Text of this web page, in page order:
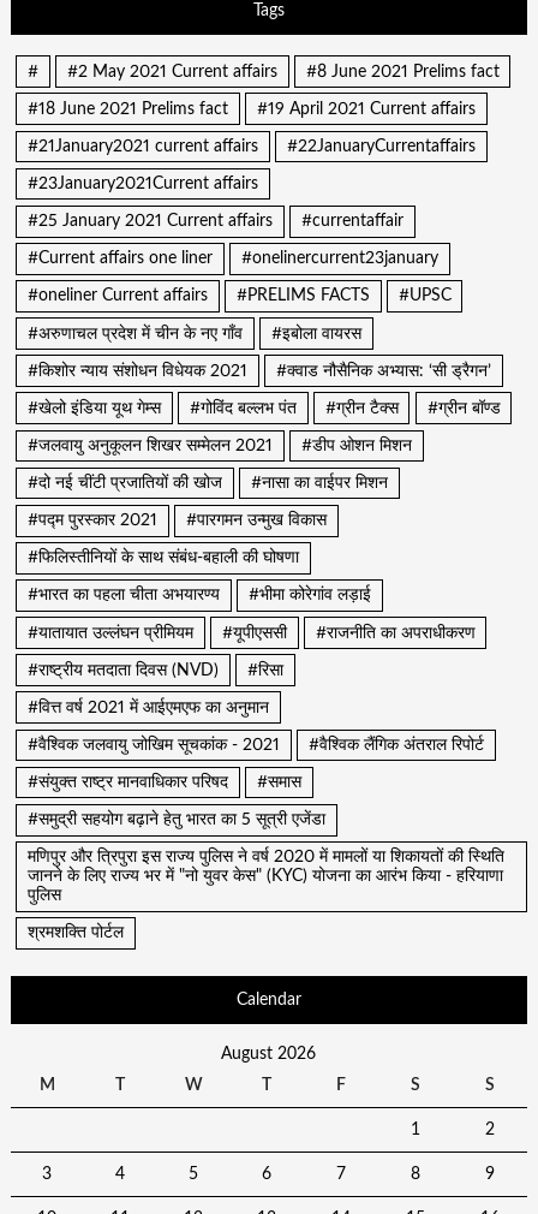
Tags
# #2 May 2021 Current affairs #8 June 2021 Prelims fact
#18 June 2021 Prelims fact #19 April 2021 Current affairs
#21January2021 current affairs #22JanuaryCurrentaffairs
#23January2021Current affairs
#25 January 2021 Current affairs #currentaffair
#Current affairs one liner #onelinercurrent23january
#oneliner Current affairs #PRELIMS FACTS #UPSC
#अरुणाचल प्रदेश में चीन के नए गाँव #इबोला वायरस
#किशोर न्याय संशोधन विधेयक 2021 #क्वाड नौसैनिक अभ्यास: ‘सी ड्रैगन’
#खेलो इंडिया यूथ गेम्स #गोविंद बल्लभ पंत #ग्रीन टैक्स #ग्रीन बॉण्ड
#जलवायु अनुकूलन शिखर सम्मेलन 2021 #डीप ओशन मिशन
#दो नई चींटी प्रजातियों की खोज #नासा का वाईपर मिशन
#पद्म पुरस्कार 2021 #पारगमन उन्मुख विकास
#फिलिस्तीनियों के साथ संबंध-बहाली की घोषणा
#भारत का पहला चीता अभयारण्य #भीमा कोरेगांव लड़ाई
#यातायात उल्लंघन प्रीमियम #यूपीएससी #राजनीति का अपराधीकरण
#राष्ट्रीय मतदाता दिवस (NVD) #रिसा
#वित्त वर्ष 2021 में आईएमएफ का अनुमान
#वैश्विक जलवायु जोखिम सूचकांक - 2021 #वैश्विक लैंगिक अंतराल रिपोर्ट
#संयुक्त राष्ट्र मानवाधिकार परिषद #समास
#समुद्री सहयोग बढ़ाने हेतु भारत का 5 सूत्री एजेंडा
मणिपुर और त्रिपुरा इस राज्य पुलिस ने वर्ष 2020 में मामलों या शिकायतों की स्थिति
जानने के लिए राज्य भर में "नो युवर केस" (KYC) योजना का आरंभ किया - हरियाणा
पुलिस
श्रमशक्ति पोर्टल
Calendar
August 2026
M
W F S S
1 2
3 4 5 6 7 8 9